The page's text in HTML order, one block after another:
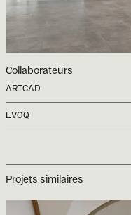
Collaborateurs
ARTCAD
EVOQ
Projets similaires